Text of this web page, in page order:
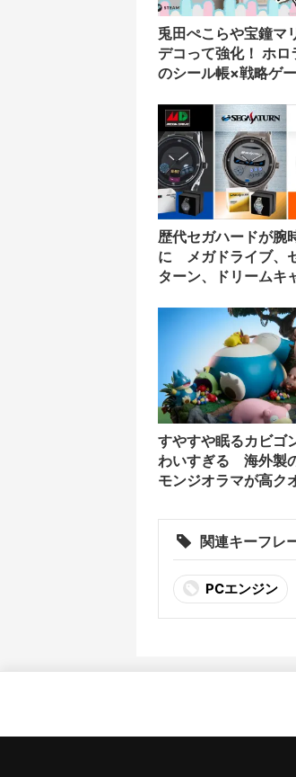
兎田ぺこらや宝鐘マ
デコって強化！ ホロ
のシール帳×戦略ゲ
歴代セガハードが腕
に メガドライブ、
ターン、ドリームキ
すやすや眠るカビゴ
わいすぎる 海外製
モンジオラマが高ク
関連キーフレ
PCエンジン